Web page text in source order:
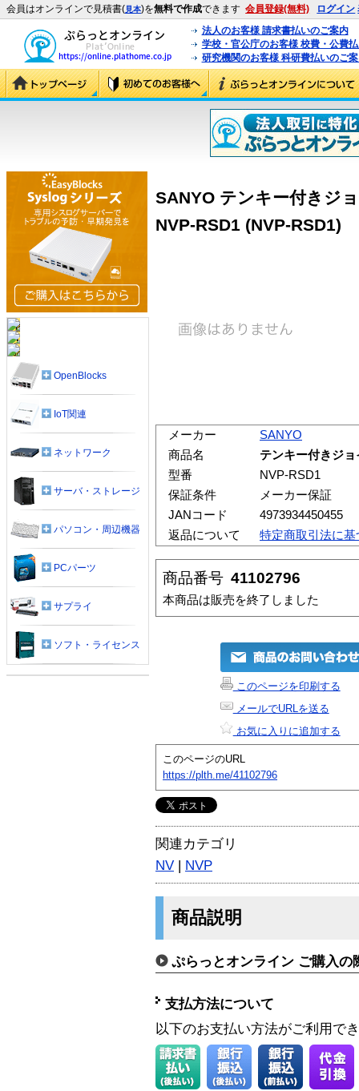
会員はオンラインで見積書(見本)を無料で作成できます 会員登録(無料) ログイン
法人のお客様 請求書払いのご案内
学校・官公庁のお客様 校費・公費
研究機関のお客様 科研費払いのご
SANYO テンキー付きジ
NVP-RSD1 (NVP-RSD1)
メーカー
SANYO
商品名
テンキー付きジ
型番
NVP-RSD1
保証条件
メーカー保証
JANコード
4973934450455
返品について
特定商取引法に基
商品番号 41102796
本商品は販売を終了しました
このページを印刷する
メールでURLを送る
お気に入りに追加する
このページのURL
https://plth.me/41102796
関連カテゴリ
NV | NVP
商品説明
ぷらっとオンライン ご購入の
支払方法について
以下のお支払い方法がご利用で
OpenBlocks
IoT関連
ネットワーク
サーバ・ストレージ
パソコン・周辺機器
PCパーツ
サプライ
ソフト・ライセンス